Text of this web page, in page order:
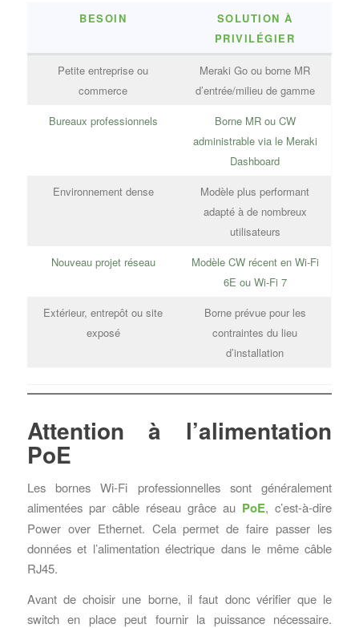
BESOIN
SOLUTION À
PRIVILÉGIER
Petite entreprise ou
commerce
Meraki Go ou borne MR
d’entrée/milieu de gamme
Bureaux professionnels
Borne MR ou CW
administrable via le Meraki
Dashboard
Environnement dense
Modèle plus performant
adapté à de nombreux
utilisateurs
Nouveau projet réseau
Modèle CW récent en Wi-Fi
6E ou Wi-Fi 7
Extérieur, entrepôt ou site
exposé
Borne prévue pour les
contraintes du lieu
d’installation
Attention à l’alimentation
PoE
Les bornes Wi-Fi professionnelles sont généralement
alimentées par câble réseau grâce au PoE, c’est-à-dire
Power over Ethernet. Cela permet de faire passer les
données et l’alimentation électrique dans le même câble
RJ45.
Avant de choisir une borne, il faut donc vérifier que le
switch en place peut fournir la puissance nécessaire.